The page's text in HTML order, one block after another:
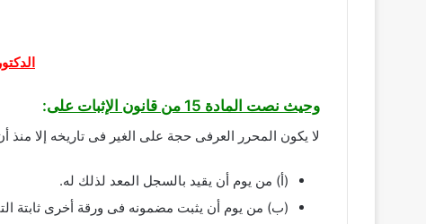
وحيث نصت المادة 15 من قانون الإثبات على :
لا يكون المحرر العرفى حجة على الغير فى تاريخه إلا منذ
(أ) من يوم أن يقيد بالسجل المعد لذلك له.
(ب) من يوم أن يثبت مضمونه فى ورقة أخرى ثابتة